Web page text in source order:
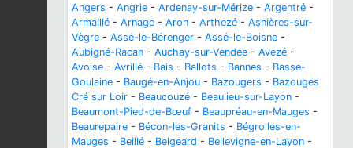
Angers - Angrie - Ardenay-sur-Mérize - Argentré -
Armaillé - Arnage - Aron - Arthezé - Asnières-sur-
Vègre - Assé-le-Bérenger - Assé-le-Boisne -
Aubigné-Racan - Auchay-sur-Vendée - Avezé -
Avoise - Avrillé - Bais - Ballots - Bannes - Basse-
Goulaine - Baugé-en-Anjou - Bazougers - Bazouges
Cré sur Loir - Beaucouzé - Beaulieu-sur-Layon -
Beaumont-Pied-de-Bœuf - Beaupréau-en-Mauges -
Beaurepaire - Bécon-les-Granits - Bégrolles-en-
Mauges - Beillé - Belgeard - Bellevigne-en-Layon -